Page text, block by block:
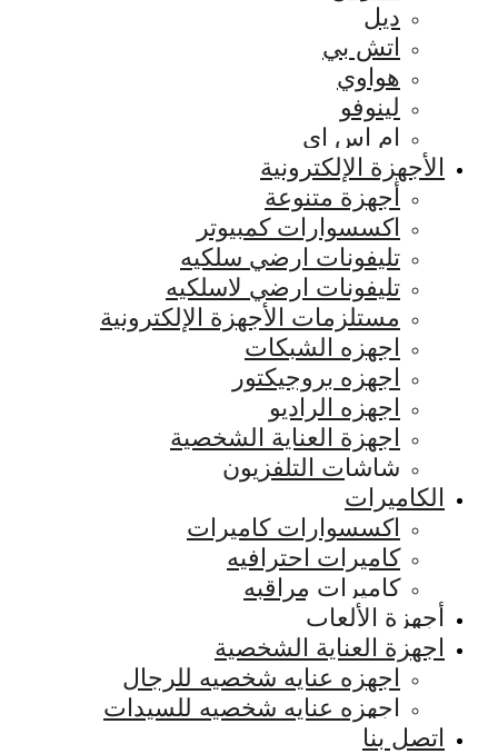
ديل
اتش بي
هواوي
لينوفو
ام اس اي
الأجهزة الإلكترونية
أجهزة متنوعة
اكسسوارات كمبيوتر
تليفونات ارضي سلكيه
تليفونات ارضي لاسلكيه
مستلزمات الأجهزة الإلكترونية
اجهزه الشبكات
اجهزه بروجيكتور
اجهزه الراديو
اجهزة العناية الشخصية
شاشات التلفزيون
الكاميرات
اكسسوارات كاميرات
كاميرات احترافيه
كاميرات مراقبه
أجهزة الألعاب
اجهزة العناية الشخصية
اجهزه عنايه شخصيه للرجال
اجهزه عنايه شخصيه للسيدات
اتصل بنا